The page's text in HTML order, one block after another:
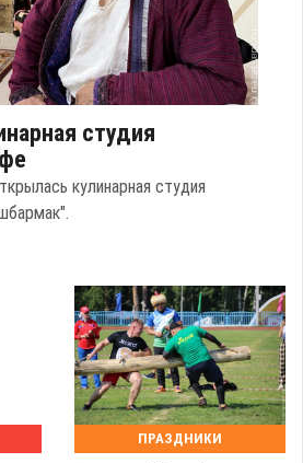
студия
кулинарная студия
ПРАЗДНИКИ